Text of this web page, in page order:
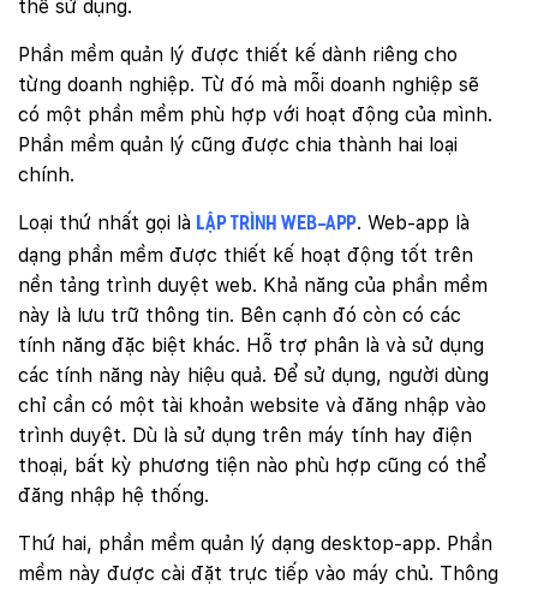
thể sử dụng.
Phần mềm quản lý được thiết kế dành riêng cho
từng doanh nghiệp. Từ đó mà mỗi doanh nghiệp sẽ
có một phần mềm phù hợp với hoạt động của mình.
Phần mềm quản lý cũng được chia thành hai loại
chính.
Loại thứ nhất gọi là lập trình web-app. Web-app là
dạng phần mềm được thiết kế hoạt động tốt trên
nền tảng trình duyệt web. Khả năng của phần mềm
này là lưu trữ thông tin. Bên cạnh đó còn có các
tính năng đặc biệt khác. Hỗ trợ phân là và sử dụng
các tính năng này hiệu quả. Để sử dụng, người dùng
chỉ cần có một tài khoản website và đăng nhập vào
trình duyệt. Dù là sử dụng trên máy tính hay điện
thoại, bất kỳ phương tiện nào phù hợp cũng có thể
đăng nhập hệ thống.
Thứ hai, phần mềm quản lý dạng desktop-app. Phần
mềm này được cài đặt trực tiếp vào máy chủ. Thông